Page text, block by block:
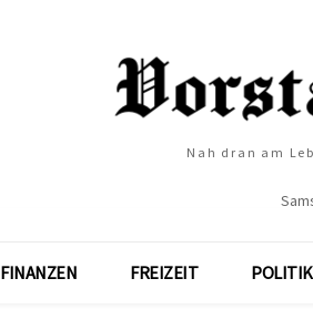
Nah dran am
FINANZEN FREIZEIT POLITIK